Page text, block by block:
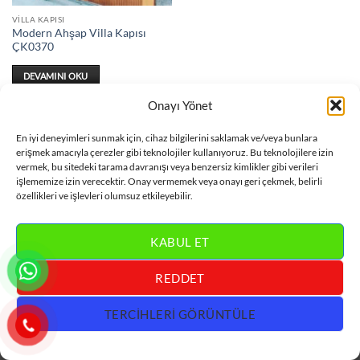
Onayı Yönet
En iyi deneyimleri sunmak için, cihaz bilgilerini saklamak ve/veya bunlara
erişmek amacıyla çerezler gibi teknolojiler kullanıyoruz. Bu teknolojilere izin
vermek, bu sitedeki tarama davranışı veya benzersiz kimlikler gibi verileri
işlememize izin verecektir. Onay vermemek veya onayı geri çekmek, belirli
özellikleri ve işlevleri olumsuz etkileyebilir.
KABUL ET
REDDET
TERCIHLERI GÖRÜNTÜLE
VILLA KAPISI
Modern Ahşap Villa Kapısı
ÇK0370
DEVAMINI OKU
Villa Kapısı Visa MasterCard
Bank
Transfer
Credit
Card
İLETİŞİM :0 533 318 60 78